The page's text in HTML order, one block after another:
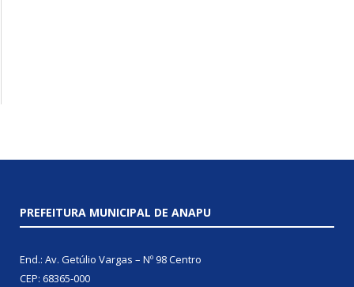
PREFEITURA MUNICIPAL DE ANAPU
End.: Av. Getúlio Vargas – Nº 98 Centro
CEP: 68365-000